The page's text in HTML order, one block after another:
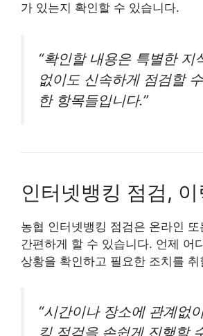
가 있는지 확인할 수 있습니다.
“확인할 내용은 특별한 지
없이도 신속하게 점검할
한 항목들입니다.”
인터넷뱅킹 점검,
농협 인터넷뱅킹 점검은 온라인 또
간편하게 할 수 있습니다. 언제 어
상황을 확인하고 필요한 조치를
“시간이나 장소에 관계없
킹 점검을 손쉽게 진행할